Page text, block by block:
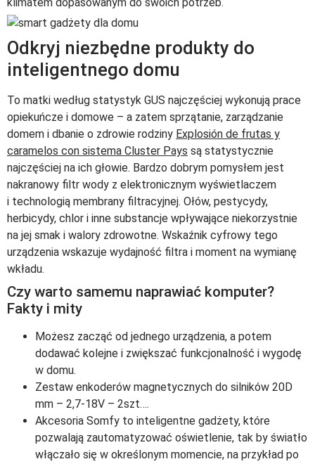
Odkryj niezbędne produkty do
inteligentnego domu
To matki według statystyk GUS najczęściej wykonują prace
opiekuńcze i domowe – a zatem sprzątanie, zarządzanie
domem i dbanie o zdrowie rodziny Explosión de frutas y
caramelos con sistema Cluster Pays są statystycznie
najczęściej na ich głowie. Bardzo dobrym pomysłem jest
nakranowy filtr wody z elektronicznym wyświetlaczem
i technologią membrany filtracyjnej. Ołów, pestycydy,
herbicydy, chlor i inne substancje wpływające niekorzystnie
na jej smak i walory zdrowotne. Wskaźnik cyfrowy tego
urządzenia wskazuje wydajność filtra i moment na wymianę
wkładu.
Czy warto samemu naprawiać komputer?
Fakty i mity
Możesz zacząć od jednego urządzenia, a potem
dodawać kolejne i zwiększać funkcjonalność i wygodę
w domu.
Zestaw enkoderów magnetycznych do silników 20D
mm – 2,7-18V – 2szt….
Akcesoria Somfy to inteligentne gadżety, które
pozwalają zautomatyzować oświetlenie, tak by światło
włączało się w określonym momencie, na przykład po